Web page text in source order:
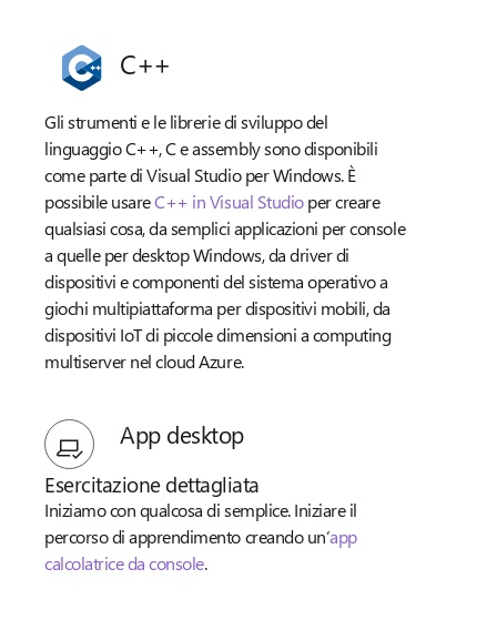
C++
Gli strumenti e le librerie di sviluppo del
linguaggio C++, C e assembly sono disponibili
come parte di Visual Studio per Windows. È
possibile usareC++ in Visual Studioper creare
qualsiasi cosa, da semplici applicazioni per console
a quelle per desktop Windows, da driver di
dispositivi e componenti del sistema operativo a
giochi multipiattaforma per dispositivi mobili, da
dispositivi IoT di piccole dimensioni a computing
multiserver nel cloud Azure.
App desktop
Esercitazione dettagliata
Iniziamo con qualcosa di semplice. Iniziare il
percorso di apprendimento creando un’app
calcolatrice da console.